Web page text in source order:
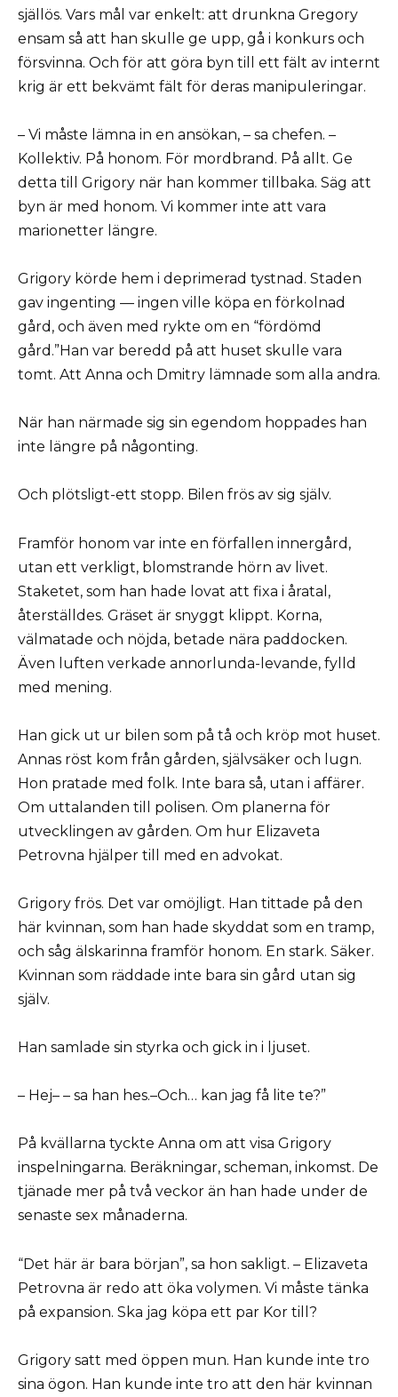
själlös. Vars mål var enkelt: att drunkna Gregory
ensam så att han skulle ge upp, gå i konkurs och
försvinna. Och för att göra byn till ett fält av internt
krig är ett bekvämt fält för deras manipuleringar.
– Vi måste lämna in en ansökan, – sa chefen. –
Kollektiv. På honom. För mordbrand. På allt. Ge
detta till Grigory när han kommer tillbaka. Säg att
byn är med honom. Vi kommer inte att vara
marionetter längre.
Grigory körde hem i deprimerad tystnad. Staden
gav ingenting — ingen ville köpa en förkolnad
gård, och även med rykte om en “fördömd
gård.”Han var beredd på att huset skulle vara
tomt. Att Anna och Dmitry lämnade som alla andra.
När han närmade sig sin egendom hoppades han
inte längre på någonting.
Och plötsligt-ett stopp. Bilen frös av sig själv.
Framför honom var inte en förfallen innergård,
utan ett verkligt, blomstrande hörn av livet.
Staketet, som han hade lovat att fixa i åratal,
återställdes. Gräset är snyggt klippt. Korna,
välmatade och nöjda, betade nära paddocken.
Även luften verkade annorlunda-levande, fylld
med mening.
Han gick ut ur bilen som på tå och kröp mot huset.
Annas röst kom från gården, självsäker och lugn.
Hon pratade med folk. Inte bara så, utan i affärer.
Om uttalanden till polisen. Om planerna för
utvecklingen av gården. Om hur Elizaveta
Petrovna hjälper till med en advokat.
Grigory frös. Det var omöjligt. Han tittade på den
här kvinnan, som han hade skyddat som en tramp,
och såg älskarinna framför honom. En stark. Säker.
Kvinnan som räddade inte bara sin gård utan sig
själv.
Han samlade sin styrka och gick in i ljuset.
– Hej– – sa han hes.–Och… kan jag få lite te?”
På kvällarna tyckte Anna om att visa Grigory
inspelningarna. Beräkningar, scheman, inkomst. De
tjänade mer på två veckor än han hade under de
senaste sex månaderna.
“Det här är bara början”, sa hon sakligt. – Elizaveta
Petrovna är redo att öka volymen. Vi måste tänka
på expansion. Ska jag köpa ett par Kor till?
Grigory satt med öppen mun. Han kunde inte tro
sina ögon. Han kunde inte tro att den här kvinnan